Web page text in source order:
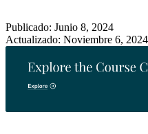
Publicado: Junio 8, 2024
Actualizado: Noviembre 6, 2024